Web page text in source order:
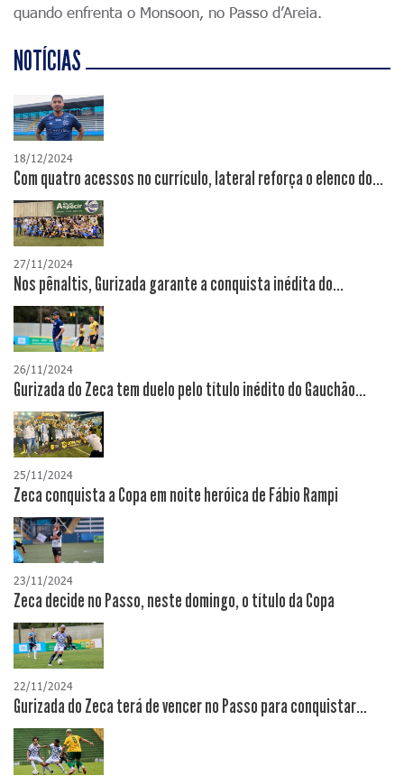
quando enfrenta o Monsoon, no Passo d’Areia.
NOTÍCIAS
18/12/2024
Com quatro acessos no currículo, lateral reforça o elenco do...
27/11/2024
Nos pênaltis, Gurizada garante a conquista inédita do...
26/11/2024
Gurizada do Zeca tem duelo pelo título inédito do Gauchão...
25/11/2024
Zeca conquista a Copa em noite heróica de Fábio Rampi
23/11/2024
Zeca decide no Passo, neste domingo, o título da Copa
22/11/2024
Gurizada do Zeca terá de vencer no Passo para conquistar...